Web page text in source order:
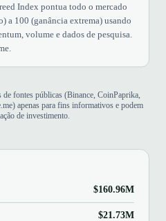
Index pontua todo o mercado
a 100 (ganância extrema) usando
volume e dados de pesquisa.
de fontes públicas (Binance, CoinPaprika,
apenas para fins informativos e podem
de investimento.
$160.96M
$21.73M